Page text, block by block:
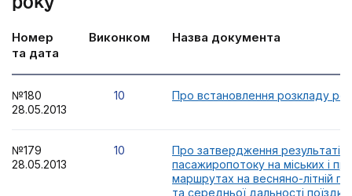
Номер
та дата
Виконком Назва документа
№180
28.05.2013
10 Про встановлення розкладу
№179
28.05.2013
10
Про затвердження
пасажиропотоку на міських і
маршрутах на весняно-літній
та середньої дальності